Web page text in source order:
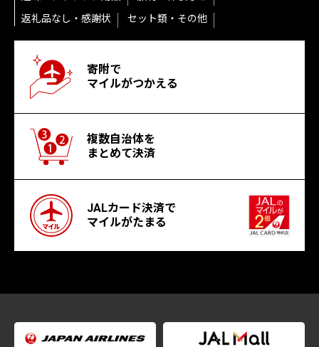
返礼品なし・感謝状
セット類・その他
寄附で
マイルがつかえる
複数自治体を
まとめて決済
JALカード決済で
マイルがたまる